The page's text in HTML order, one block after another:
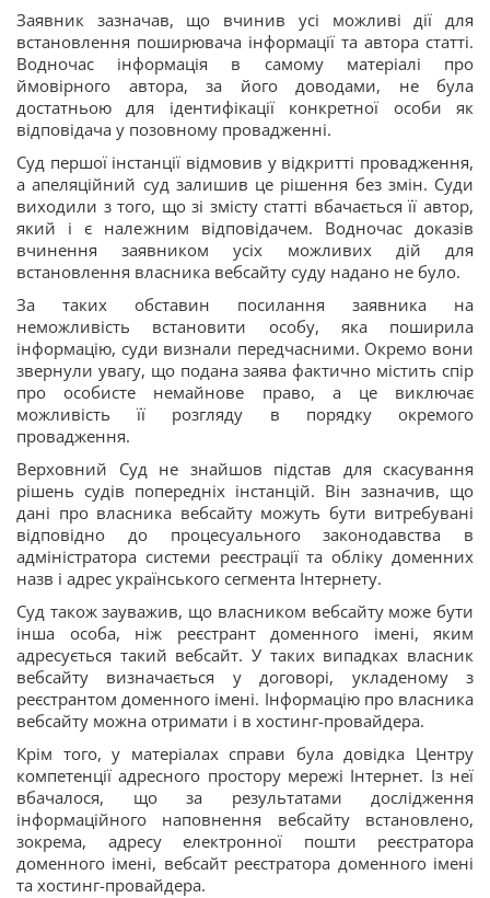
Заявник зазначав, що вчинив усі можливі дії для
встановлення поширювача інформації та автора статті.
Водночас інформація в самому матеріалі про
ймовірного автора, за його доводами, не була
достатньою для ідентифікації конкретної особи як
відповідача у позовному провадженні.
Суд першої інстанції відмовив у відкритті провадження,
а апеляційний суд залишив це рішення без змін. Суди
виходили з того, що зі змісту статті вбачається її автор,
який і є належним відповідачем. Водночас доказів
вчинення заявником усіх можливих дій для
встановлення власника вебсайту суду надано не було.
За таких обставин посилання заявника на
неможливість встановити особу, яка поширила
інформацію, суди визнали передчасними. Окремо вони
звернули увагу, що подана заява фактично містить спір
про особисте немайнове право, а це виключає
можливість її розгляду в порядку окремого
провадження.
Верховний Суд не знайшов підстав для скасування
рішень судів попередніх інстанцій. Він зазначив, що
дані про власника вебсайту можуть бути витребувані
відповідно до процесуального законодавства в
адміністратора системи реєстрації та обліку доменних
назв і адрес українського сегмента Інтернету.
Суд також зауважив, що власником вебсайту може бути
інша особа, ніж реєстрант доменного імені, яким
адресується такий вебсайт. У таких випадках власник
вебсайту визначається у договорі, укладеному з
реєстрантом доменного імені. Інформацію про власника
вебсайту можна отримати і в хостинг-провайдера.
Крім того, у матеріалах справи була довідка Центру
компетенції адресного простору мережі Інтернет. Із неї
вбачалося, що за результатами дослідження
інформаційного наповнення вебсайту встановлено,
зокрема, адресу електронної пошти реєстратора
доменного імені, вебсайт реєстратора доменного імені
та хостинг-провайдера.